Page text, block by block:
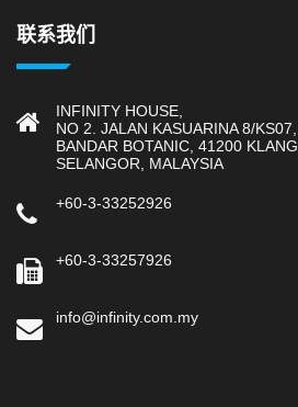
联系我们
INFINITY HOUSE,
NO 2. JALAN KASUARINA 8/KS07,
BANDAR BOTANIC, 41200 KLANG,
SELANGOR, MALAYSIA
+60-3-33252926
+60-3-33257926
info@infinity.com.my